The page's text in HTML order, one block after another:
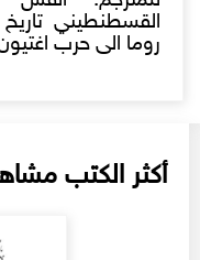
روما الی حرب اغتیون
أكثر الكتب